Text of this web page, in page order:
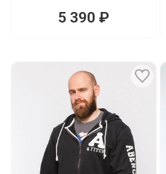
5 390 ₽